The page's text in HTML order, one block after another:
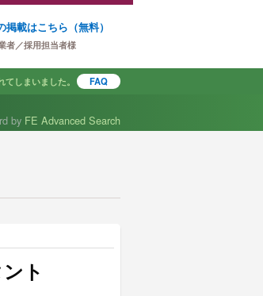
掲載はこちら（無料）
者／採用担当者様
しまいました。 FAQ
by FE Advanced Search
ト